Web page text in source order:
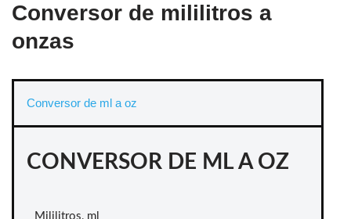
Conversor de mililitros a
onzas
Conversor de ml a oz
CONVERSOR DE ML A OZ
Mililitros, ml